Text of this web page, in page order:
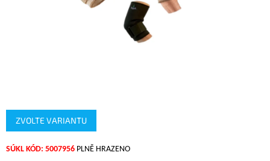
ZVOLTE VARIANTU
SÚKL KÓD: 5007956 PLNĚ HRAZENO